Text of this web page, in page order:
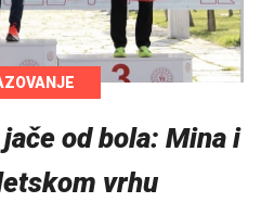
od bola: Mina i
vrhu